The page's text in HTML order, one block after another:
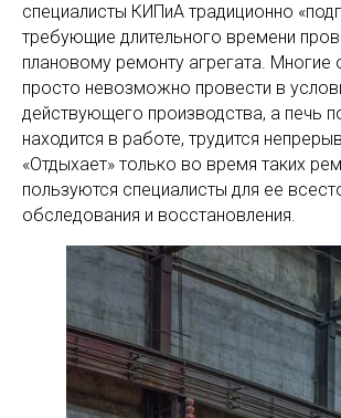
специалисты КИПиА традиционно
требующие длительного времени
плановому ремонту агрегата. Многие
просто невозможно провести в
действующего производства, а печь
находится в работе, трудится
«Отдыхает» только во время таких
пользуются специалисты для ее
обследования и восстановления.